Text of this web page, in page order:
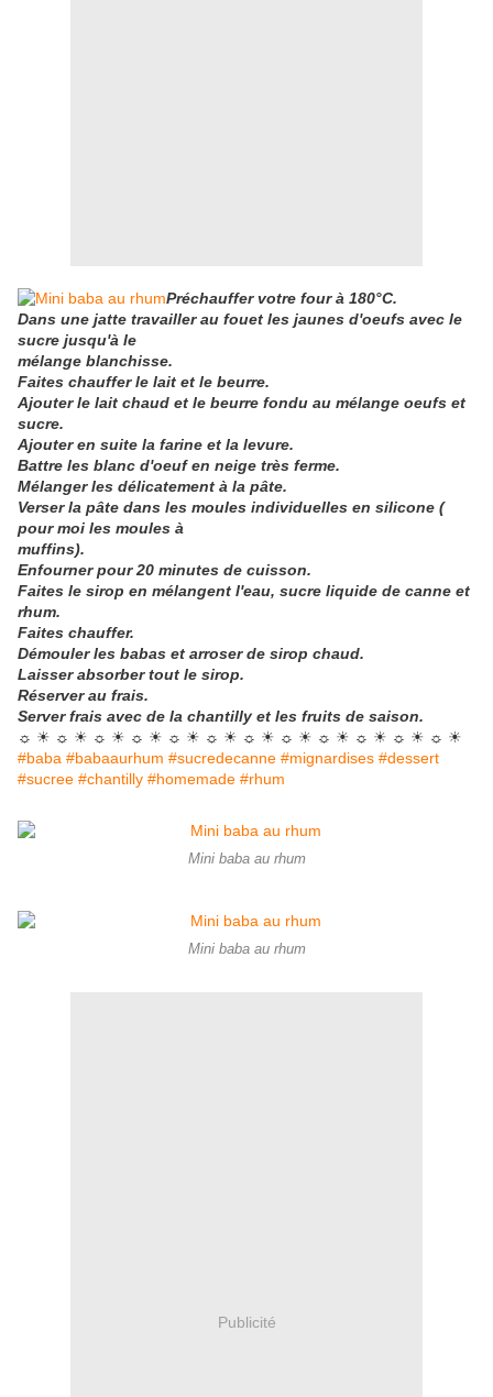
Préchauffer votre four à 180°C.
Dans une jatte travailler au fouet les jaunes d'oeufs avec le
sucre jusqu'à le
mélange blanchisse.
Faites chauffer le lait et le beurre.
Ajouter le lait chaud et le beurre fondu au mélange oeufs et
sucre.
Ajouter en suite la farine et la levure.
Battre les blanc d'oeuf en neige très ferme.
Mélanger les délicatement à la pâte.
Verser la pâte dans les moules individuelles en silicone (
pour moi les moules à
muffins).
Enfourner pour 20 minutes de cuisson.
Faites le sirop en mélangent l'eau, sucre liquide de canne et
rhum.
Faites chauffer.
Démouler les babas et arroser de sirop chaud.
Laisser absorber tout le sirop.
Réserver au frais.
Server frais avec de la chantilly et les fruits de saison.
☼ ☀ ☼ ☀ ☼ ☀ ☼ ☀ ☼ ☀ ☼ ☀ ☼ ☀ ☼ ☀ ☼ ☀ ☼ ☀ ☼ ☀ ☼ ☀
#baba #babaaurhum #sucredecanne #mignardises #dessert
#sucree #chantilly #homemade #rhum
Mini baba au rhum
Mini baba au rhum
Publicité